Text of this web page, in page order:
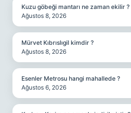
Kuzu göbeği mantarı ne zaman ekilir ?
Ağustos 8, 2026
Mürvet Kıbrıslıgil kimdir ?
Ağustos 8, 2026
Esenler Metrosu hangi mahallede ?
Ağustos 6, 2026